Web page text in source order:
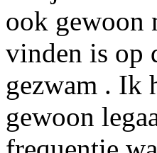
ook gewoon
vinden is op
gezwam . Ik
gewoon